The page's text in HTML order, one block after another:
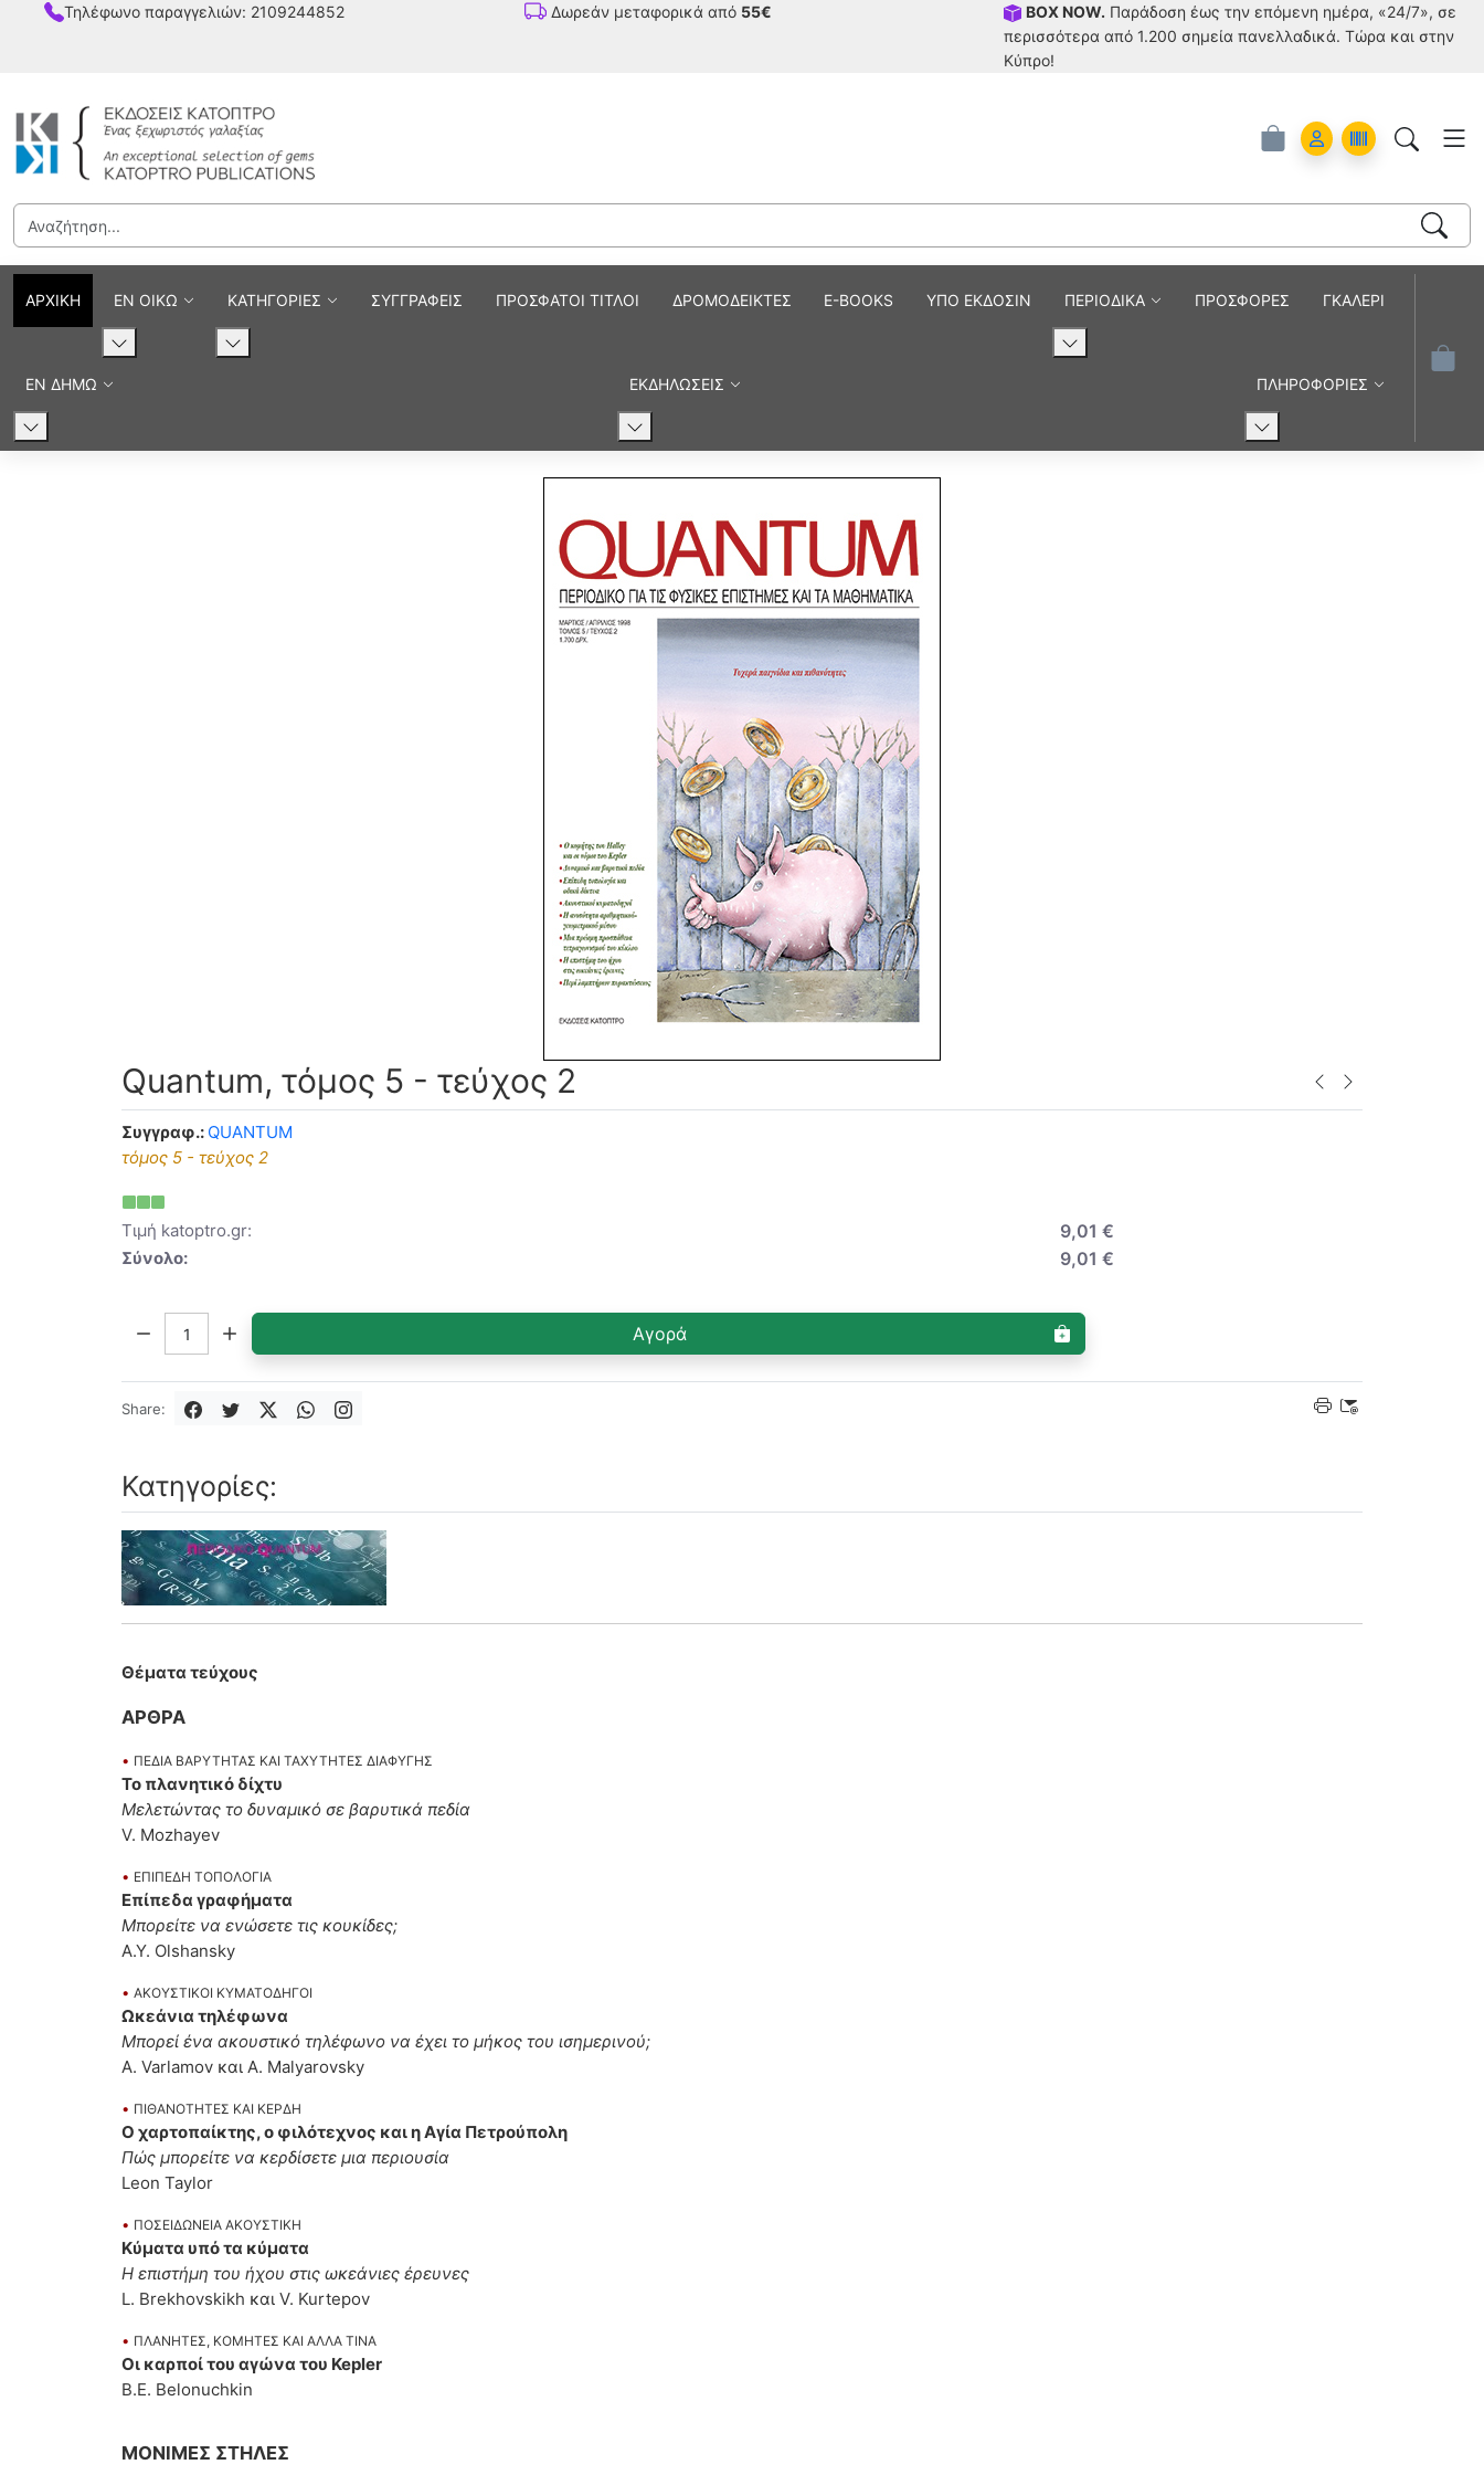
Τηλέφωνο παραγγελιών: 2109244852 Δωρεάν μεταφορικά από 55€ BOX NOW. Παράδοση έως την επόμενη ημέρα, «24/7», σε
περισσότερα από 1.200 σημεία πανελλαδικά. Tώρα και στην
Κύπρο!
Account
Orders
ΑΡΧΙΚΗ ΕΝ ΟΙΚΩ ΚΑΤΗΓΟΡΙΕΣ ΣΥΓΓΡΑΦΕΙΣ ΠΡΟΣΦΑΤΟΙ ΤΙΤΛΟΙ ΔΡΟΜΟΔΕΙΚΤΕΣ E-BOOKS ΥΠΟ ΕΚΔΟΣΙΝ ΠΕΡΙΟΔΙΚΑ ΠΡΟΣΦΟΡΕΣ ΓΚΑΛΕΡΙ
ΕΝ ΔΗΜΩ ΕΚΔΗΛΩΣΕΙΣ ΠΛΗΡΟΦΟΡΙΕΣ
Quantum, τόμος 5 - τεύχος 2
Συγγραφ.: QUANTUM
τόμος 5 - τεύχος 2
Τιμή katoptro.gr: 9,01 €
Σύνολο: 9,01 €
Ποσότητα: Αγορά
Share:
Κατηγορίες:
Θέματα τεύχους
ΑΡΘΡΑ
• ΠΕΔΙΑ ΒΑΡΥΤΗΤΑΣ ΚΑΙ ΤΑΧΥΤΗΤΕΣ ΔΙΑΦΥΓΗΣ
Το πλανητικό δίχτυ
Μελετώντας το δυναμικό σε βαρυτικά πεδία
V. Mozhayev
• ΕΠΙΠΕΔΗ ΤΟΠΟΛΟΓΙΑ
Επίπεδα γραφήματα
Μπορείτε να ενώσετε τις κουκίδες;
A.Y. Olshansky
• ΑΚΟΥΣΤΙΚΟΙ ΚΥΜΑΤΟΔΗΓΟΙ
Ωκεάνια τηλέφωνα
Μπορεί ένα ακουστικό τηλέφωνο να έχει το μήκος του ισημερινού;
A. Varlamov και A. Malyarovsky
• ΠΙΘΑΝΟΤΗΤΕΣ ΚΑΙ ΚΕΡΔΗ
Ο χαρτοπαίκτης, ο φιλότεχνος και η Αγία Πετρούπολη
Πώς μπορείτε να κερδίσετε μια περιουσία
Leon Taylor
• ΠΟΣΕΙΔΩΝΕΙΑ ΑΚΟΥΣΤΙΚΗ
Κύματα υπό τα κύματα
Η επιστήμη του ήχου στις ωκεάνιες έρευνες
L. Brekhovskikh και V. Kurtepov
• ΠΛΑΝΗΤΕΣ, ΚΟΜΗΤΕΣ ΚΑΙ ΑΛΛΑ ΤΙΝΑ
Οι καρποί του αγώνα του Kepler
B.E. Belonuchkin
ΜΟΝΙΜΕΣ ΣΤΗΛΕΣ